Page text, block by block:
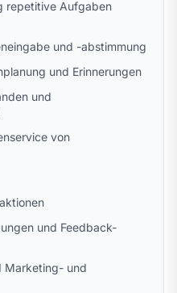
repetitive Aufgaben
und -abstimmung
und Erinnerungen
und
von
und Feedback-
Marketing- und